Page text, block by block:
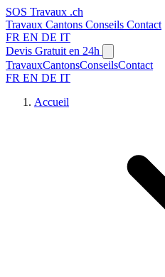
SOS Travaux .ch
Travaux Cantons Conseils Contact
FR EN DE IT
Devis Gratuit en 24h
TravauxCantonsConseilsContact
FR EN DE IT
Accueil